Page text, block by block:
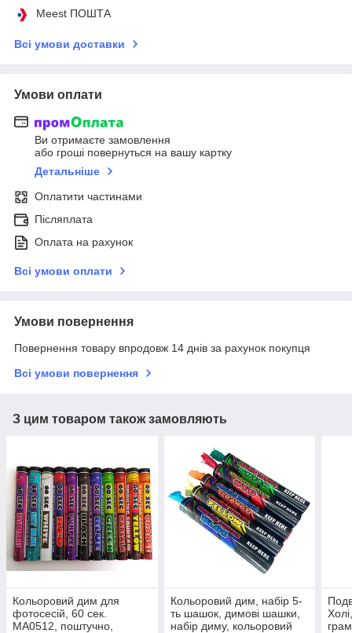
Meest ПОШТА
Всі умови доставки
Умови оплати
Ви отримаєте замовлення
або гроші повернуться на вашу картку
Детальніше
Оплатити частинами
Післяплата
Оплата на рахунок
Всі умови оплати
Умови повернення
Повернення товару впродовж 14 днів за рахунок покупця
Всі умови повернення
З цим товаром також замовляють
Кольоровий дим для
фотосесій, 60 сек.
MA0512, поштучно,
Кольоровий дим, набір 5-
ть шашок, димові шашки,
набір диму, кольоровий